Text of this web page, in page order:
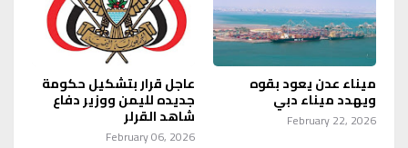
ميناء عدن يعود بقوه
ويهدد ميناء دبي
February 22, 2026
عاجل قرار بتشكيل حكومة
جديده لليمن ووزير دفاع
شاهد القرلر
February 06, 2026